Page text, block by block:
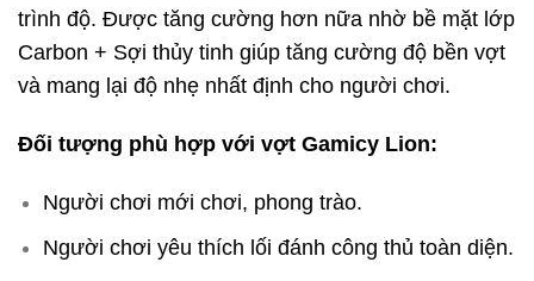
trình độ. Được tăng cường hơn nữa nhờ bề mặt lớp
Carbon + Sợi thủy tinh giúp tăng cường độ bền vợt
và mang lại độ nhẹ nhất định cho người chơi.
Đối tượng phù hợp với vợt Gamicy Lion:
Người chơi mới chơi, phong trào.
Người chơi yêu thích lối đánh công thủ toàn diện.